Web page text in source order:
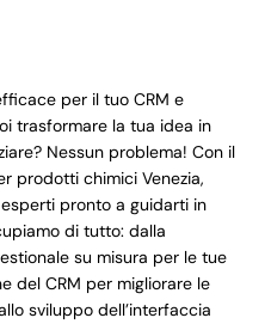
per il tuo CRM e
trasformare la tua idea in
Nessun problema! Con il
prodotti chimici Venezia,
pronto a guidarti in
di tutto: dalla
su misura per le tue
del CRM per migliorare le
sviluppo dell’interfaccia